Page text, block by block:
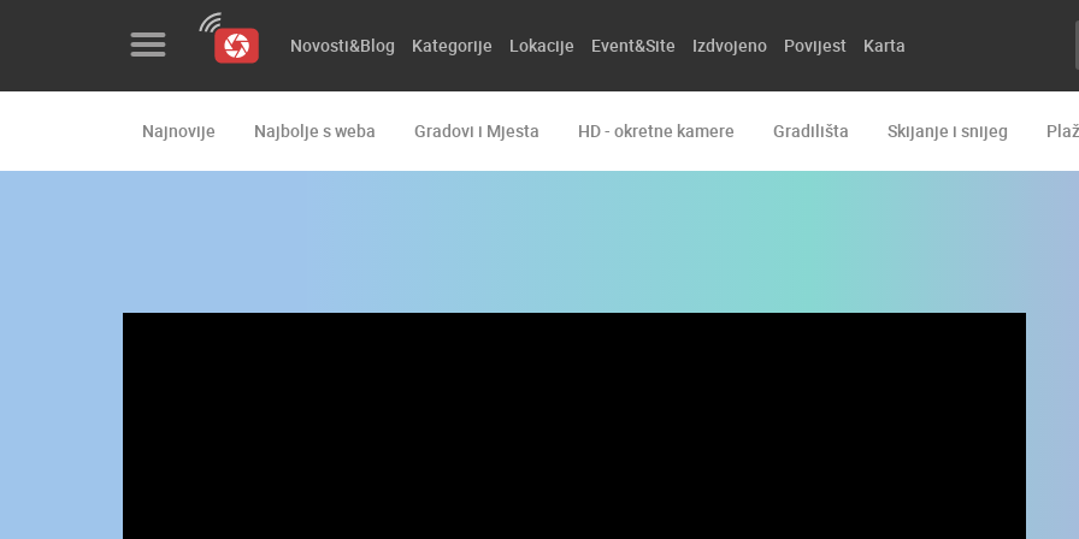
Event&Site
Novosti&Blog Kategorije Lokacije Event&Site Izdvojeno Povijest Karta
Najnovije Najbolje s weba Gradovi i Mjesta HD - okretne kamere Gradilišta Skijanje i snijeg